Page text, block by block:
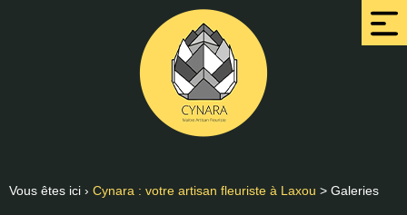
Vous êtes ici › Cynara : votre artisan fleuriste à Laxou > Galeries